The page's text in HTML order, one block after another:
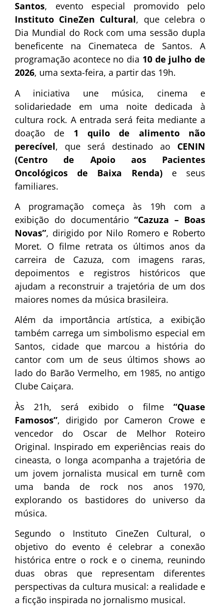
Santos, evento especial promovido pelo
Instituto CineZen Cultural, que celebra o
Dia Mundial do Rock com uma sessão dupla
beneficente na Cinemateca de Santos. A
programação acontece no dia 10 de julho de
2026, uma sexta-feira, a partir das 19h.
A iniciativa une música, cinema e
solidariedade em uma noite dedicada à
cultura rock. A entrada será feita mediante a
doação de 1 quilo de alimento não
perecível, que será destinado ao CENIN
(Centro de Apoio aos Pacientes
Oncológicos de Baixa Renda)e seus
familiares.
A programação começa às 19h com a
exibição do documentário“Cazuza – Boas
Novas”, dirigido por Nilo Romero e Roberto
Moret. O filme retrata os últimos anos da
carreira de Cazuza, com imagens raras,
depoimentos e registros históricos que
ajudam a reconstruir a trajetória de um dos
maiores nomes da música brasileira.
Além da importância artística, a exibição
também carrega um simbolismo especial em
Santos, cidade que marcou a história do
cantor com um de seus últimos shows ao
lado do Barão Vermelho, em 1985, no antigo
Clube Caiçara.
Às 21h, será exibido o filme “Quase
Famosos”, dirigido por Cameron Crowe e
vencedor do Oscar de Melhor Roteiro
Original. Inspirado em experiências reais do
cineasta, o longa acompanha a trajetória de
um jovem jornalista musical em turnê com
uma banda de rock nos anos 1970,
explorando os bastidores do universo da
música.
Segundo o Instituto CineZen Cultural, o
objetivo do evento é celebrar a conexão
histórica entre o rock e o cinema, reunindo
duas obras que representam diferentes
perspectivas da cultura musical: a realidade e
a ficção inspirada no jornalismo musical.